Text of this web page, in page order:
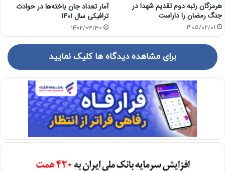
هرمزگان رتبه دوم تقدیم شهدا در
جنگ رمضان را داراست
1405/02/01
آمار تعداد جان باخته‌ها در حوادث
ترافیکی سال 1401
1402/03/30
برای مشاهده دیدگاه ها کلیک نمایید